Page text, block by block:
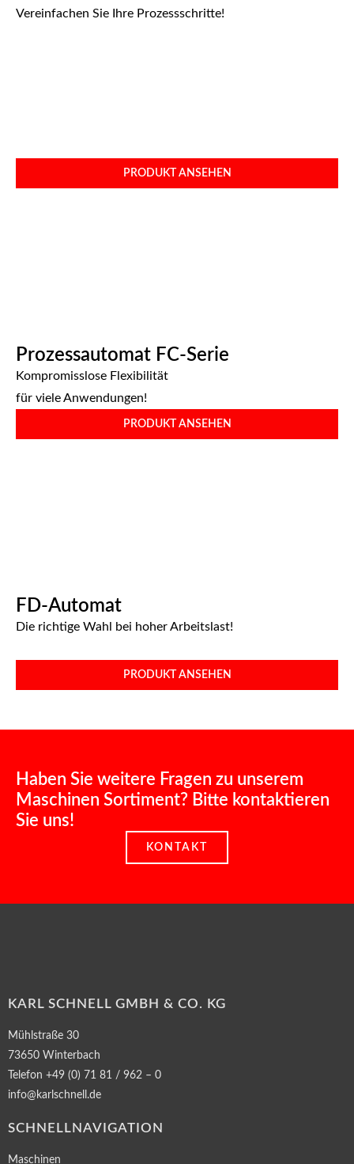
Vereinfachen Sie Ihre Prozessschritte!
PRODUKT ANSEHEN
Prozessautomat FC-Serie
Kompromisslose Flexibilität
für viele Anwendungen!​
PRODUKT ANSEHEN
FD-Automat
Die richtige Wahl bei hoher Arbeitslast!​
PRODUKT ANSEHEN
Haben Sie weitere Fragen zu unserem
Maschinen Sortiment? Bitte kontaktieren
Sie uns!
KONTAKT
KARL SCHNELL GMBH & CO. KG
Mühlstraße 30
73650 Winterbach
Telefon +49 (0) 71 81 / 962 – 0
info@karlschnell.de
SCHNELLNAVIGATION
Maschinen